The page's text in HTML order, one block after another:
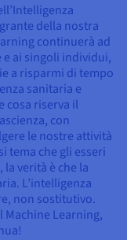
della nostra
continuerà ad
ai singoli individui,
a risparmi di tempo
sanitaria e
cosa riserva il
con
le nostre attività
tema che gli esseri
verità è che la
L’intelligenza
non sostitutivo.
Machine Learning,